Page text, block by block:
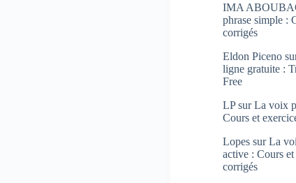
IMA
phrase simple :
corrigés
Eldon Piceno
ligne gratuite :
Free
LPsurLa voix
Cours et
Lopes surLa
active : Cours
corrigés